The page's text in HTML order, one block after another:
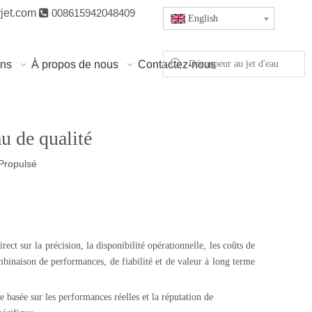
 008615942048409 English
À propos de nous Contactez-nous
de qualité
sur la précision, la disponibilité opérationnelle, les coûts de
de performances, de fiabilité et de valeur à long terme
sur les performances réelles et la réputation de